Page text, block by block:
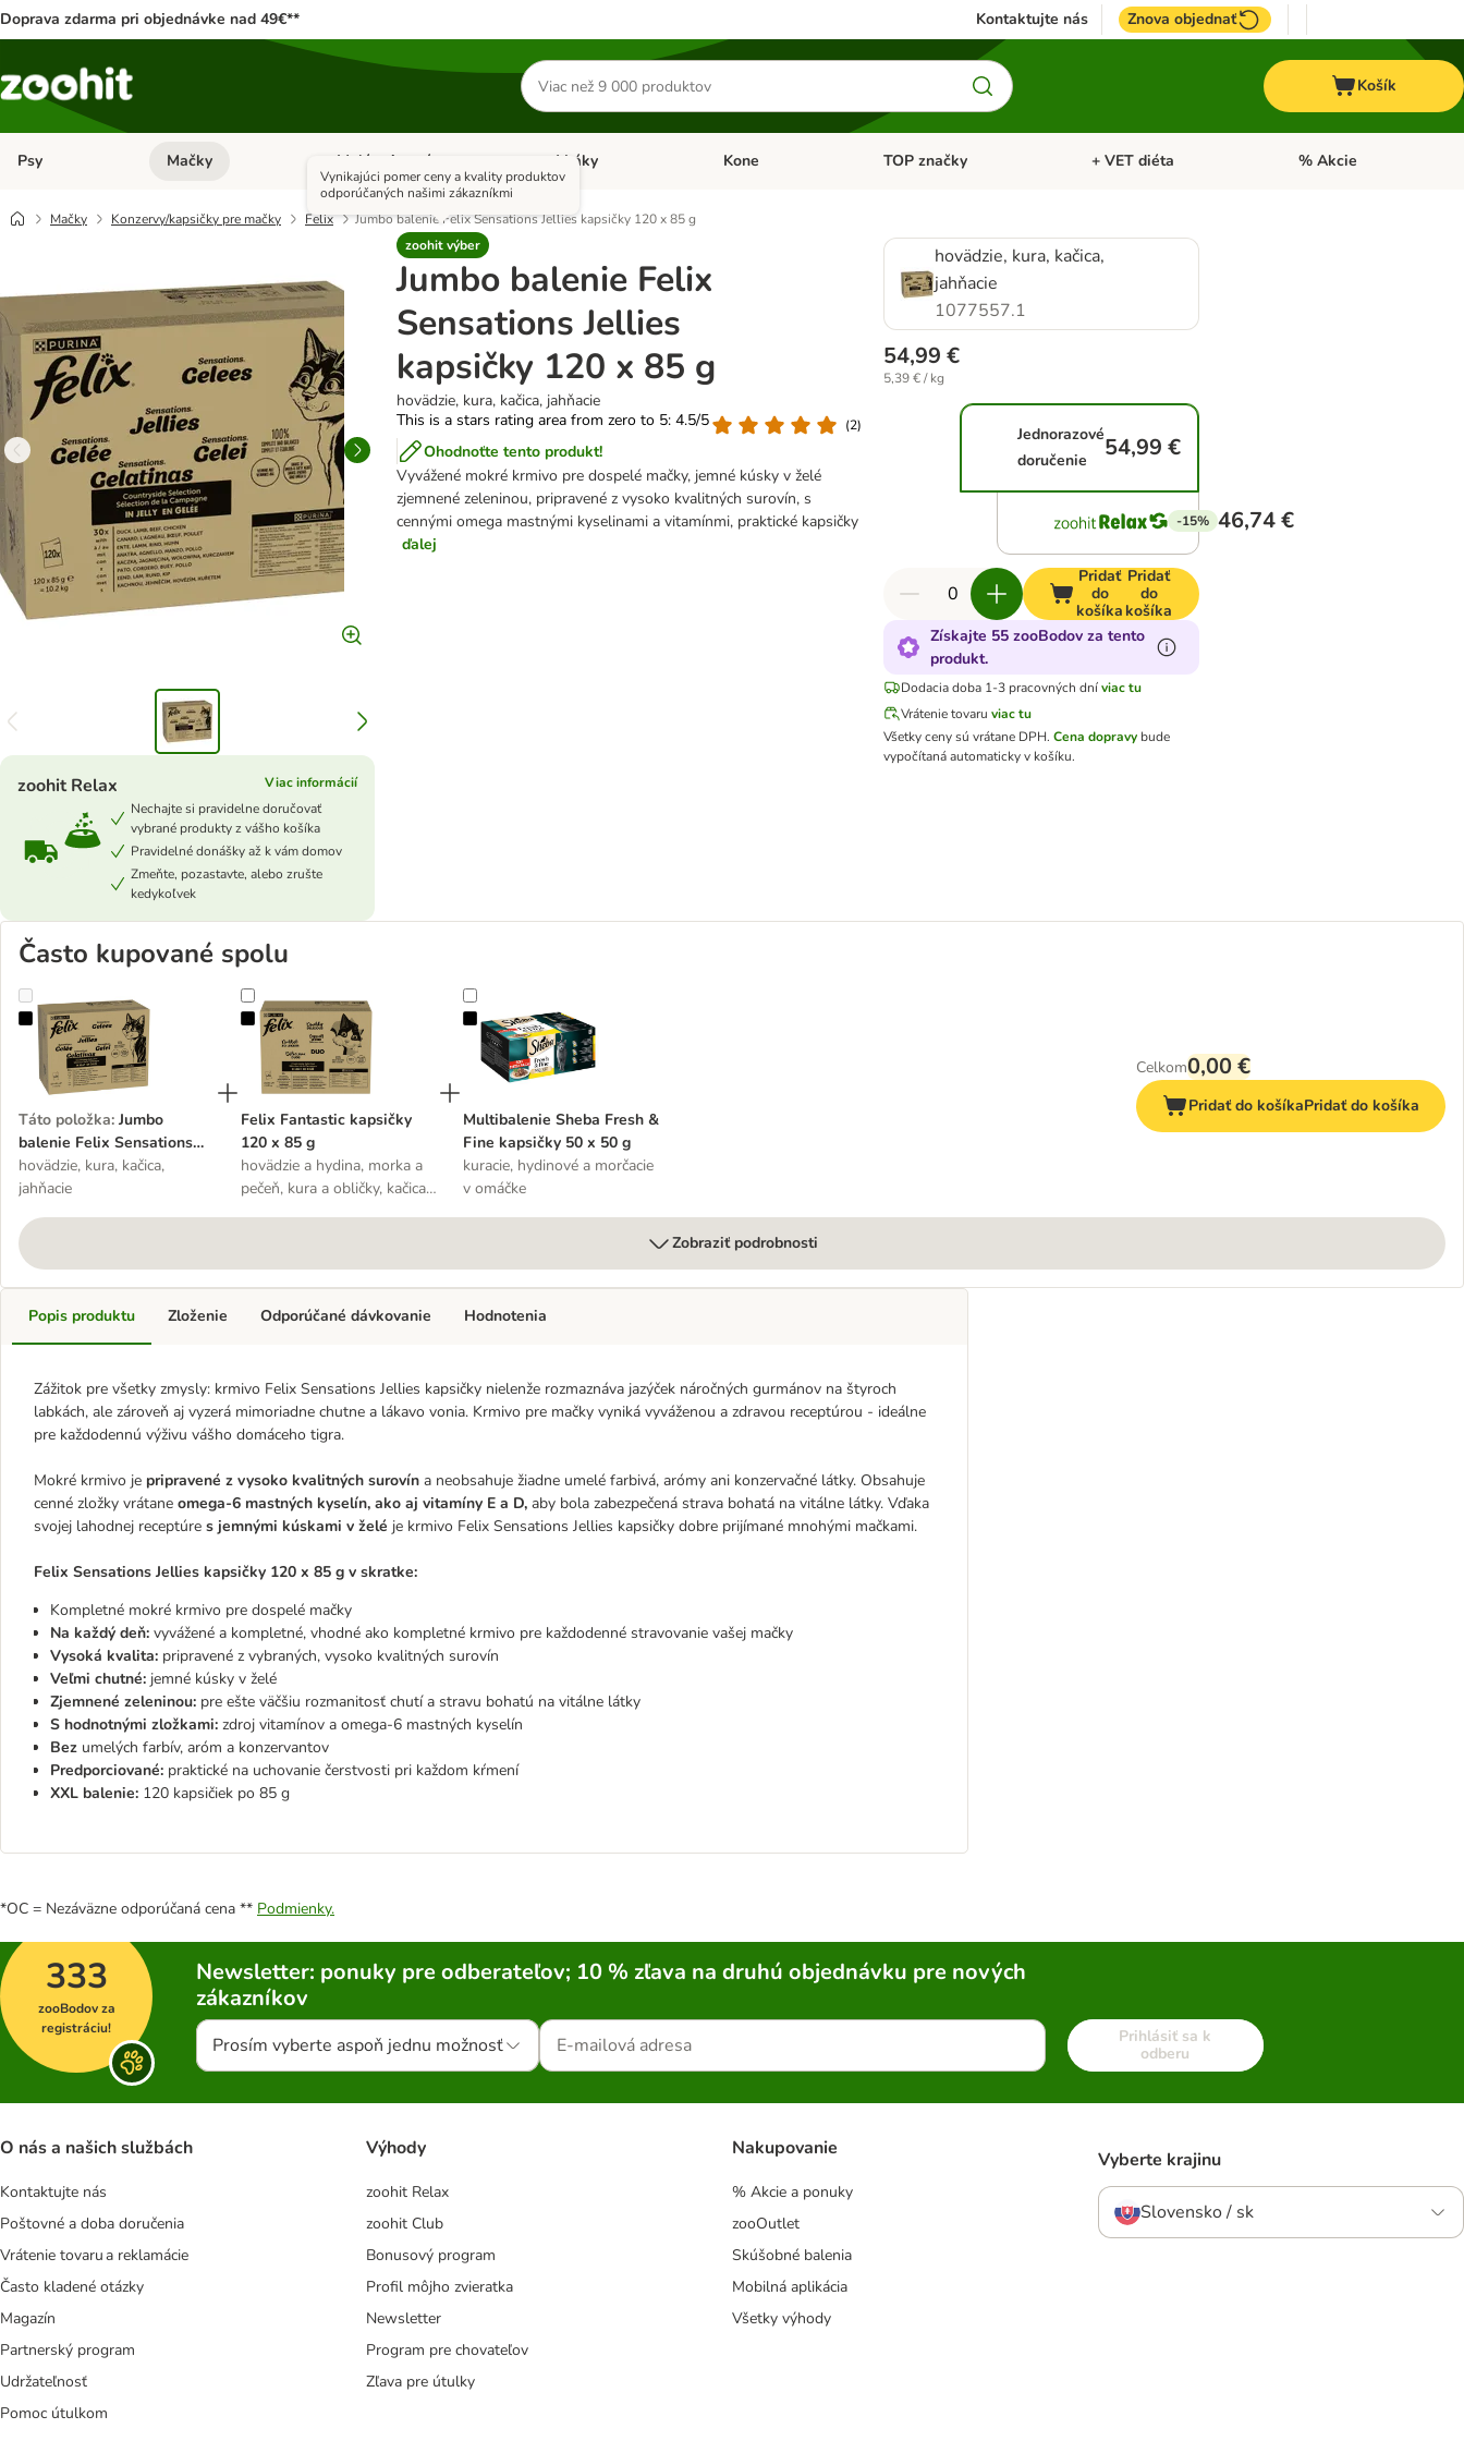
Doprava zdarma pri objednávke nad 49€** Kontaktujte nás Znova objednať
Hľadať
produkty
Košík
Psy Otvoriť menu: Psy
Mačky Otvoriť menu: Mačky
Malé zvieratá Otvoriť menu: Malé zvieratá
Vtáky Otvoriť menu: Vtáky
Kone Otvoriť menu: Kone
TOP značky Otvoriť menu: TOP značky
+ VET diéta Otvoriť menu: + VET diéta
% Akcie
Mačky Konzervy/kapsičky pre mačky Felix
Jumbo balenie Felix Sensations Jellies kapsičky 120 x 85 g
zoohit výber
Vynikajúci pomer ceny a kvality produktov
odporúčaných našimi zákazníkmi
Jumbo balenie Felix
Sensations Jellies
kapsičky 120 x 85 g
hovädzie, kura, kačica, jahňacie
This is a stars rating area from zero to 5: 4.5/5
(2)
Ohodnoťte tento produkt!
Vyvážené mokré krmivo pre dospelé mačky, jemné kúsky v želé
zjemnené zeleninou, pripravené z vysoko kvalitných surovín, s
cennými omega mastnými kyselinami a vitamínmi, praktické kapsičky
ďalej
zoohit Relax
Viac informácií
Nechajte si pravidelne doručovať
vybrané produkty z vášho košíka
Pravidelné donášky až k vám domov
Zmeňte, pozastavte, alebo zrušte
kedykoľvek
hovädzie, kura, kačica,
jahňacie
1077557.1
54,99 €
5,39 € / kg
Jednorazové
doručenie
54,99 €
-15% 46,74 €
Pridať
do
košíka
Pridať
do
košíka
Získajte 55 zooBodov za tento
produkt.
Dodacia doba 1-3 pracovných dníviac tu
Vrátenie tovaru viac tu
Všetky ceny sú vrátane DPH.Cena dopravy bude
vypočítaná automaticky v košíku.
Často kupované spolu
Jumbo balenie Felix Sensations Jellies kapsičky 120 x 85 g
Táto položka: Jumbo
balenie Felix Sensations
Jellies kapsičky 120 x 85 g
hovädzie, kura, kačica,
jahňacie
Felix Fantastic kapsičky 120 x 85 g
Felix Fantastic kapsičky
120 x 85 g
hovädzie a hydina, morka a
pečeň, kura a obličky, kačica
Multibalenie Sheba Fresh & Fine kapsičky 50 x 50 g
Multibalenie Sheba Fresh &
Fine kapsičky 50 x 50 g
kuracie, hydinové a morčacie
v omáčke
Celkom0,00 €
Pridať do košíkaPridať do košíka
Zobraziť podrobnosti
Popis produktu
Zážitok pre všetky zmysly: krmivo Felix Sensations Jellies kapsičky nielenže rozmaznáva jazýček náročných gurmánov na štyroch
labkách, ale zároveň aj vyzerá mimoriadne chutne a lákavo vonia. Krmivo pre mačky vyniká vyváženou a zdravou receptúrou - ideálne
pre každodennú výživu vášho domáceho tigra.
Mokré krmivo je pripravené z vysoko kvalitných surovín a neobsahuje žiadne umelé farbivá, arómy ani konzervačné látky. Obsahuje
cenné zložky vrátane omega-6 mastných kyselín, ako aj vitamíny E a D, aby bola zabezpečená strava bohatá na vitálne látky. Vďaka
svojej lahodnej receptúre s jemnými kúskami v želé je krmivo Felix Sensations Jellies kapsičky dobre prijímané mnohými mačkami.
Felix Sensations Jellies kapsičky 120 x 85 g v skratke:
Kompletné mokré krmivo pre dospelé mačky
Na každý deň: vyvážené a kompletné, vhodné ako kompletné krmivo pre každodenné stravovanie vašej mačky
Vysoká kvalita: pripravené z vybraných, vysoko kvalitných surovín
Veľmi chutné: jemné kúsky v želé
Zjemnené zeleninou: pre ešte väčšiu rozmanitosť chutí a stravu bohatú na vitálne látky
S hodnotnými zložkami: zdroj vitamínov a omega-6 mastných kyselín
Bez umelých farbív, aróm a konzervantov
Predporciované: praktické na uchovanie čerstvosti pri každom kŕmení
XXL balenie: 120 kapsičiek po 85 g
Zloženie Odporúčané dávkovanie Hodnotenia
*OC = Nezáväzne odporúčaná cena ** Podmienky.
333
zooBodov za
registráciu!
Newsletter: ponuky pre odberateľov; 10 % zľava na druhú objednávku pre nových
zákazníkov
Prosím vyberte aspoň jednu možnosť
Prihlásiť sa k
odberu
O nás a našich službách
Kontaktujte nás
Poštovné a doba doručenia
Vrátenie tovaru a reklamácie
Často kladené otázky
Magazín
Partnerský program
Udržateľnosť
Pomoc útulkom
Výhody
zoohit Relax
zoohit Club
Bonusový program
Profil môjho zvieratka
Newsletter
Program pre chovateľov
Zľava pre útulky
Nakupovanie
% Akcie a ponuky
zooOutlet
Skúšobné balenia
Mobilná aplikácia
Všetky výhody
Vyberte krajinu
Slovensko / sk